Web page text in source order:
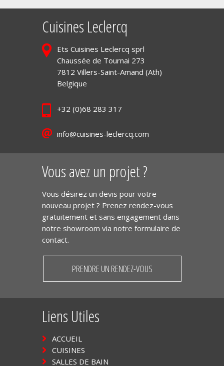
Cuisines Leclercq
Ets Cuisines Leclercq sprl
Chaussée de Tournai 273
7812 Villers-Saint-Amand (Ath)
Belgique
+32 (0)68 283 317
info@cuisines-leclercq.com
Vous avez un projet ?
Vous désirez un devis pour votre
nouveau projet ? Prenez rendez-vous
gratuitement et sans engagement dans
notre showroom via notre formulaire de
contact.
PRENDRE UN RENDEZ-VOUS
Liens Utiles
ACCUEIL
CUISINES
SALLES DE BAIN